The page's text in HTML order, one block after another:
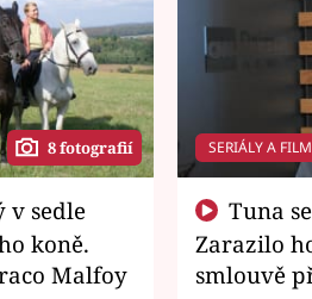
8 fotografií
koně.
Malfoy
SERIÁLY A
Zarazilo
smlouvě